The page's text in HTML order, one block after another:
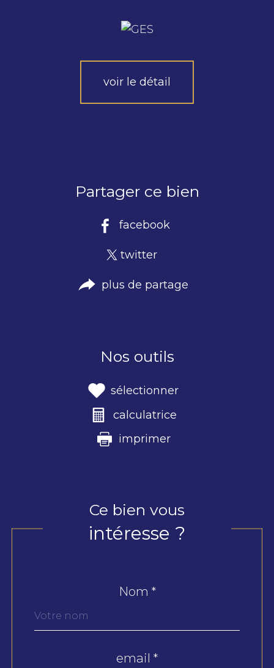
voir le détail
Partager ce bien
facebook
twitter
plus de partage
Nos outils
sélectionner
calculatrice
imprimer
Ce bien vous
intéresse ?
Nom *
email *